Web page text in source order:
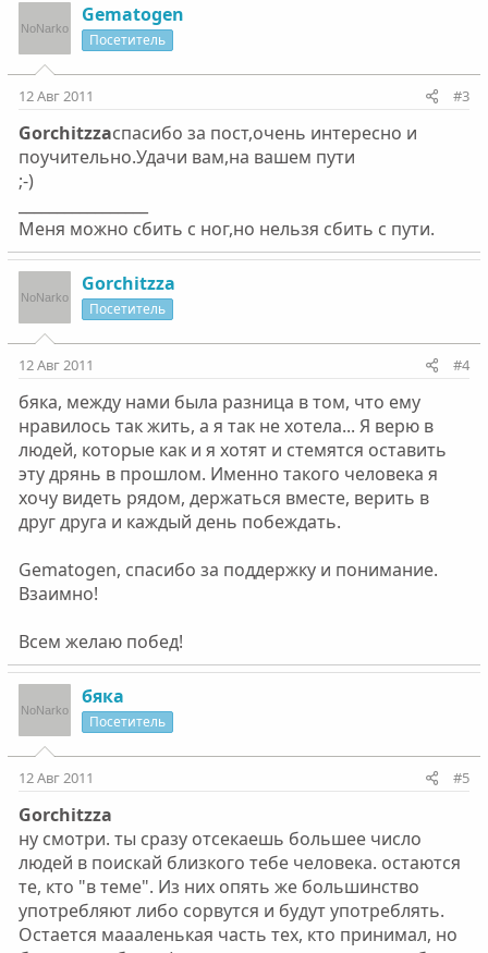
Gematogen
Посетитель
12 Авг 2011 #3
Gorchitzzaспасибо за пост,очень интересно и
поучительно.Удачи вам,на вашем пути
;-)
Меня можно сбить с ног,но нельзя сбить с пути.
Gorchitzza
Посетитель
12 Авг 2011 #4
бяка, между нами была разница в том, что ему
нравилось так жить, а я так не хотела... Я верю в
людей, которые как и я хотят и стемятся оставить
эту дрянь в прошлом. Именно такого человека я
хочу видеть рядом, держаться вместе, верить в
друг друга и каждый день побеждать.
Gematogen, спасибо за поддержку и понимание.
Взаимно!
Всем желаю побед!
бяка
Посетитель
12 Авг 2011 #5
Gorchitzza
ну смотри. ты сразу отсекаешь большее число
людей в поискай близкого тебе человека. остаются
те, кто "в теме". Из них опять же большинство
употребляют либо сорвутся и будут употреблять.
Остается маааленькая часть тех, кто принимал, но